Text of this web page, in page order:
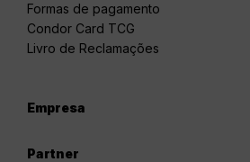
Formas de pagamento
Condor Card TCG
Livro de Reclamações
Empresa
Partner